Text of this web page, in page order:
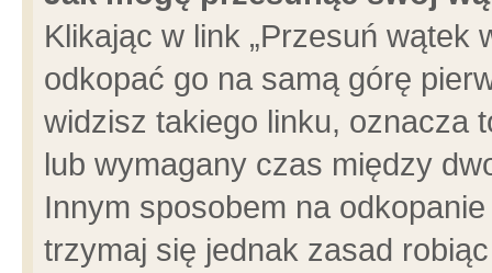
Klikając w link „Przesuń wątek
odkopać go na samą górę
widzisz takiego linku, oznacza
lub wymagany czas między
Innym sposobem na
trzymaj się jednak zasad